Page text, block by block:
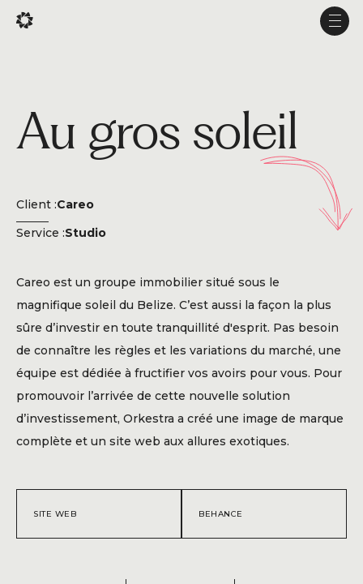
Carrière
Services
Blogue
À propos
Contact
Au gros soleil
Client :Careo
Service :Studio
Careo est un groupe immobilier situé sous le
magnifique soleil du Belize. C’est aussi la façon la plus
sûre d’investir en toute tranquillité d'esprit. Pas besoin
de connaître les règles et les variations du marché, une
équipe est dédiée à fructifier vos avoirs pour vous. Pour
promouvoir l’arrivée de cette nouvelle solution
d’investissement, Orkestra a créé une image de marque
complète et un site web aux allures exotiques.
SITE WEB BEHANCE